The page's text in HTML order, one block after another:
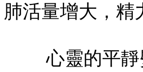
肺活量增大，精
心靈的平靜熨